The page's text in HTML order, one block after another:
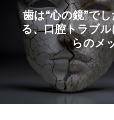
歯は“心の鏡”で
る、口腔トラブ
らのメ